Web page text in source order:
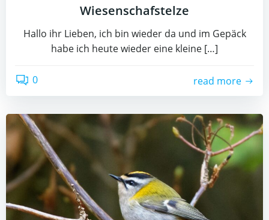
Wiesenschafstelze
Hallo ihr Lieben, ich bin wieder da und im Gepäck
habe ich heute wieder eine kleine […]
0 read more